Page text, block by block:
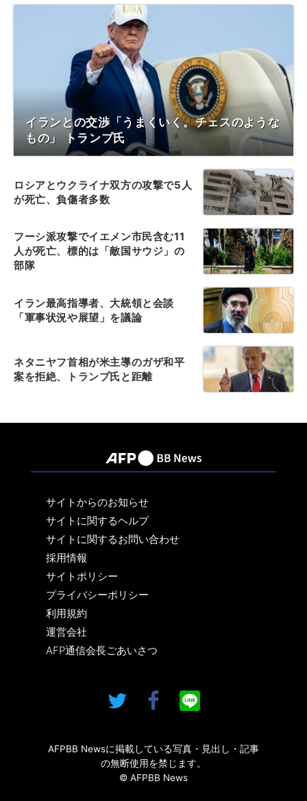
イランとの交渉「うまくいく。チェスのような
もの」 トランプ氏
ロシアとウクライナ双方の攻撃で5人
が死亡、負傷者多数
フーシ派攻撃でイエメン市民含む11
人が死亡、標的は「敵国サウジ」の
部隊
イラン最高指導者、大統領と会談
「軍事状況や展望」を議論
ネタニヤフ首相が米主導のガザ和平
案を拒絶、トランプ氏と距離
サイトからのお知らせ
サイトに関するヘルプ
サイトに関するお問い合わせ
採用情報
サイトポリシー
プライバシーポリシー
利用規約
運営会社
AFP通信会長ごあいさつ
AFPBB Newsに掲載している写真・見出し・記事
の無断使用を禁じます。
© AFPBB News